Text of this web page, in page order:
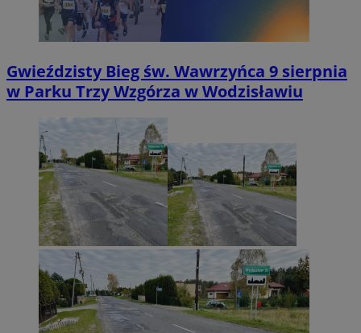
Gwieździsty Bieg św. Wawrzyńca 9 sierpnia
w Parku Trzy Wzgórza w Wodzisławiu